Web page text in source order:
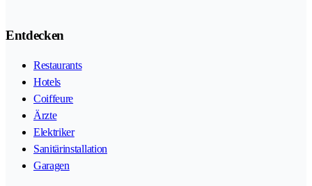
Entdecken
Restaurants
Hotels
Coiffeure
Ärzte
Elektriker
Sanitärinstallation
Garagen